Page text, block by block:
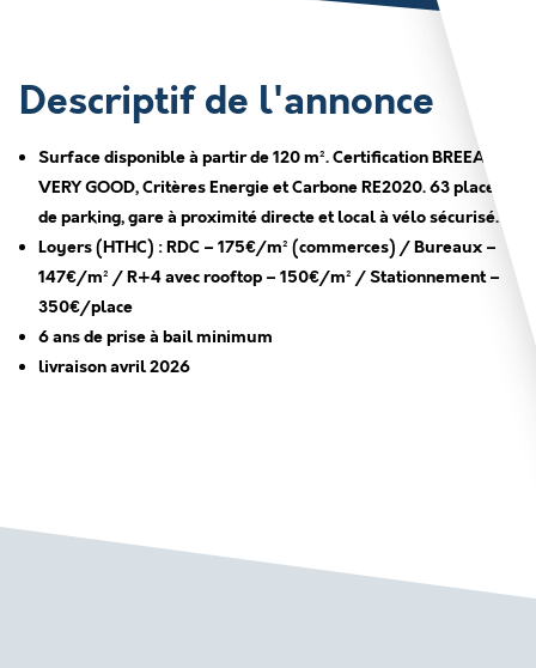
Descriptif de l'annonce
Surface disponible à partir de 120 m². Certification BREEAM
VERY GOOD, Critères Energie et Carbone RE2020. 63 places
de parking, gare à proximité directe et local à vélo sécurisé.
Loyers (HTHC) : RDC – 175€/m² (commerces) / Bureaux –
147€/m² / R+4 avec rooftop – 150€/m² / Stationnement –
350€/place
6 ans de prise à bail minimum
livraison avril 2026